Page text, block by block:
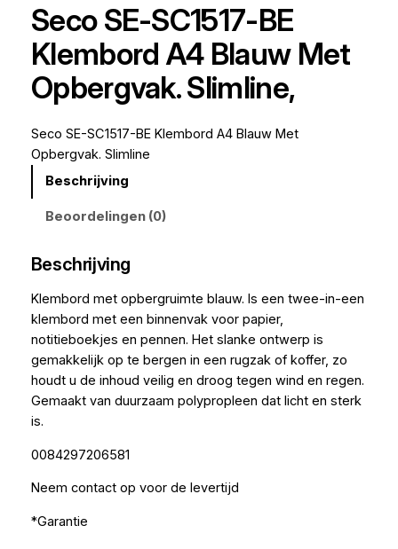
Seco SE-SC1517-BE
Klembord A4 Blauw Met
Opbergvak. Slimline,
Seco SE-SC1517-BE Klembord A4 Blauw Met
Opbergvak. Slimline
Beschrijving
Beoordelingen (0)
Beschrijving
Klembord met opbergruimte blauw. Is een twee-in-een
klembord met een binnenvak voor papier,
notitieboekjes en pennen. Het slanke ontwerp is
gemakkelijk op te bergen in een rugzak of koffer, zo
houdt u de inhoud veilig en droog tegen wind en regen.
Gemaakt van duurzaam polypropleen dat licht en sterk
is.
0084297206581
Neem contact op voor de levertijd
*Garantie